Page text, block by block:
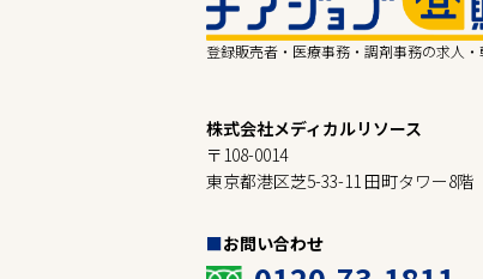
登録販売者・医療事務・調剤事務の求人・
株式会社メディカルリソース
〒108-0014
東京都港区芝5-33-11 田町タワー8階
お問い合わせ